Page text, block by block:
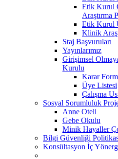
Etik Kurul
Araştırma
Etik Kurul
Klinik
Staj Başvuruları
Yayınlarımız
Girişimsel
Kurulu
Karar
Üye Listesi
Çalışma
Sosyal Sorumluluk
Anne Oteli
Gebe Okulu
Minik Hayaller
Bilgi Güvenliği
Konsültasyon İç